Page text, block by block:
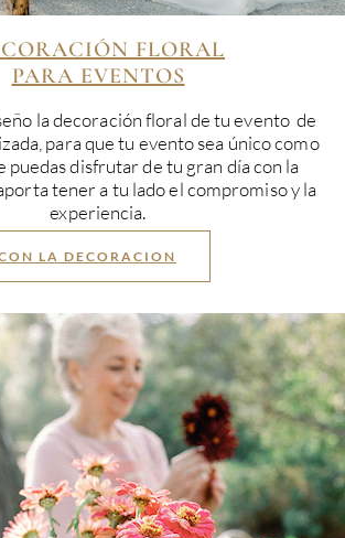
FLORAL
PARA EVENTOS
la decoración floral de tu evento de
para que tu evento sea único como
puedas disfrutar de tu gran día con la
tener a tu lado el compromiso y la
experiencia.
LA DECORACION